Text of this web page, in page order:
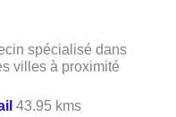
spécialisé dans
villes à proximité
43.95 kms